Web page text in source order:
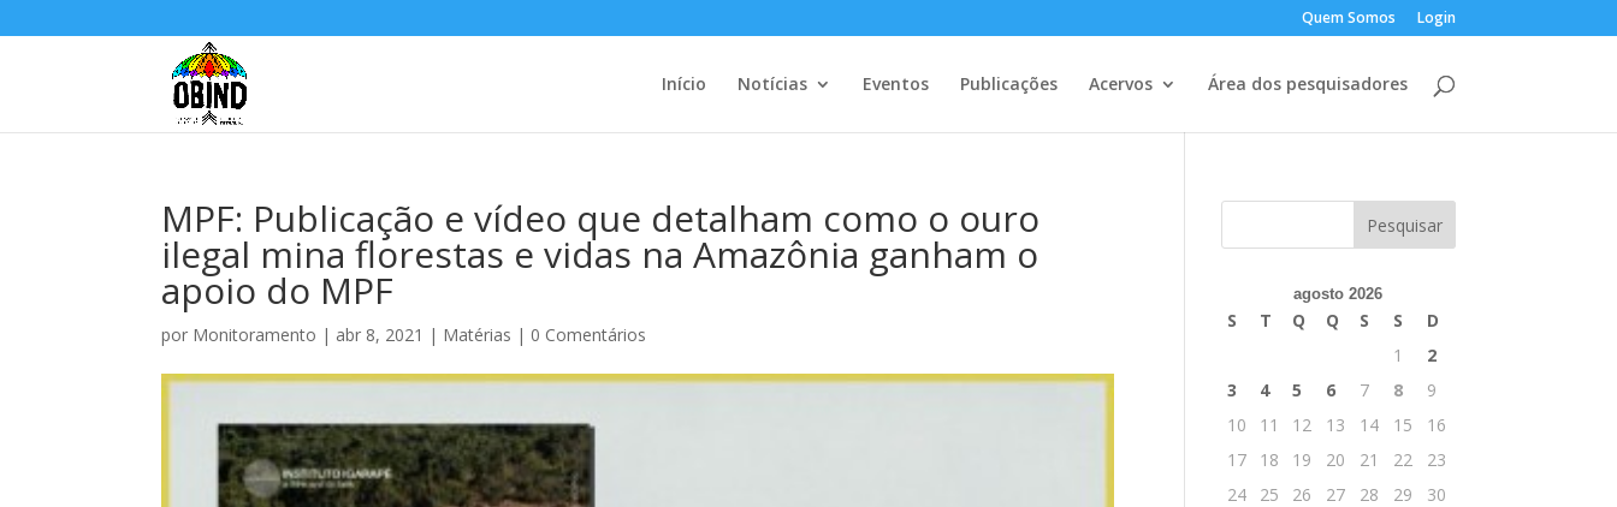
Quem Somos Login
Início Notícias Eventos Publicações Acervos Área dos pesquisadores
MPF: Publicação e vídeo que detalham como o ouro
ilegal mina florestas e vidas na Amazônia ganham o
apoio do MPF
por Monitoramento | abr 8, 2021 | Matérias | 0 Comentários
agosto 2026
S T Q Q S S
D
1
2
3
4 5 6 7 8
9
10
11 12 13 14 15
16
17
18 19 20 21 22
23
24
25 26 27 28 29
30